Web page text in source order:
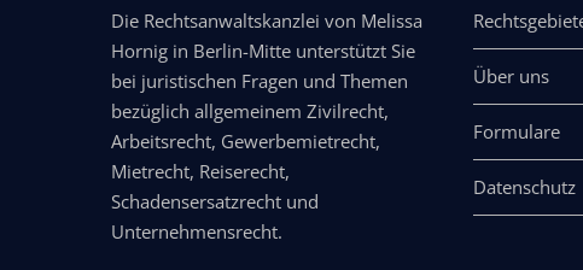
Die Rechtsanwaltskanzlei von Melissa
Hornig in Berlin-Mitte unterstützt Sie
bei juristischen Fragen und Themen
bezüglich allgemeinem Zivilrecht,
Arbeitsrecht, Gewerbemietrecht,
Mietrecht, Reiserecht,
Schadensersatzrecht und
Unternehmensrecht.
Über uns
Formulare
Datenschutz